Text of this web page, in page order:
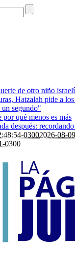
de otro niño
Hatzalah pide a
un segundo"
por qué menos es más
después:
03002026-08-
0300